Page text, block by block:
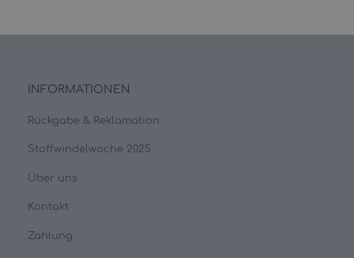
INFORMATIONEN
Rückgabe & Reklamation
Stoffwindelwoche 2025
Über uns
Kontakt
Zahlung